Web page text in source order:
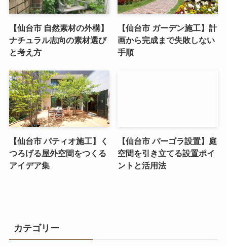
【仙台市 自然素材の外構】
ナチュラル志向の素材選び
と考え方
【仙台市 ガーデン施工】計
画から完成まで失敗しない
手順
【仙台市 パティオ施工】く
つろげる屋外空間をつくる
アイデア集
【仙台市 パーゴラ設置】庭
空間を引き立てる設置ポイ
ントと活用法
カテゴリー